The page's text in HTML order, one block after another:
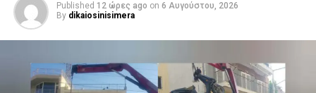
Published 12 ώρες ago on 6 Αυγούστου, 2026
By dikaiosinisimera